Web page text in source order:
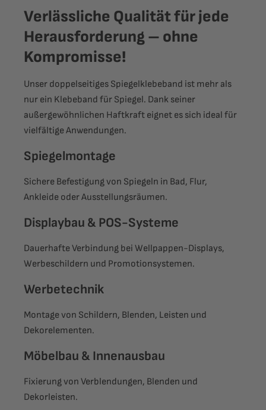
Verlässliche Qualität für jede
Herausforderung – ohne
Kompromisse!
Unser doppelseitiges Spiegelklebeband ist mehr als
nur ein Klebeband für Spiegel. Dank seiner
außergewöhnlichen Haftkraft eignet es sich ideal für
vielfältige Anwendungen.
Spiegelmontage
Sichere Befestigung von Spiegeln in Bad, Flur,
Ankleide oder Ausstellungsräumen.
Displaybau & POS-Systeme
Dauerhafte Verbindung bei Wellpappen-Displays,
Werbeschildern und Promotionsystemen.
Werbetechnik
Montage von Schildern, Blenden, Leisten und
Dekorelementen.
Möbelbau & Innenausbau
Fixierung von Verblendungen, Blenden und
Dekorleisten.